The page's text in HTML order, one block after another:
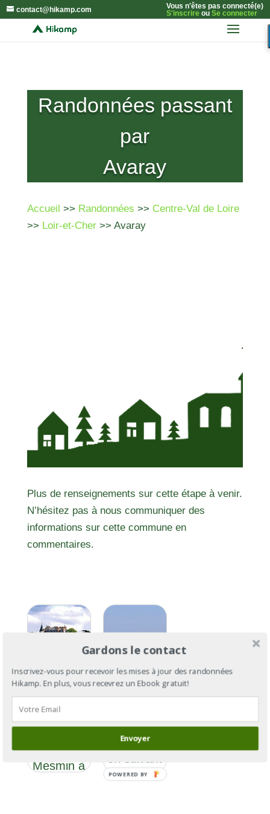
contact@hikamp.com
Vous n'êtes pas connecté(e)
S'inscrireou Se connecter
Randonnées passant
par
Avaray
Accueil >> Randonnées >> Centre-Val de Loire
>> Loir-et-Cher>> Avaray
Plus de renseignements sur cette étape à venir.
N’hésitez pas à nous communiquer des
informations sur cette commune en
commentaires.
Section 7
: De La
St
Mesmin à
l’Ardèche
à la Baule
la Loire
Gardons le contact
Inscrivez-vous pour recevoir les mises à jour des randonnées
Hikamp. En plus, vous recevrez un Ebook gratuit!
Envoyer
POWERED BY